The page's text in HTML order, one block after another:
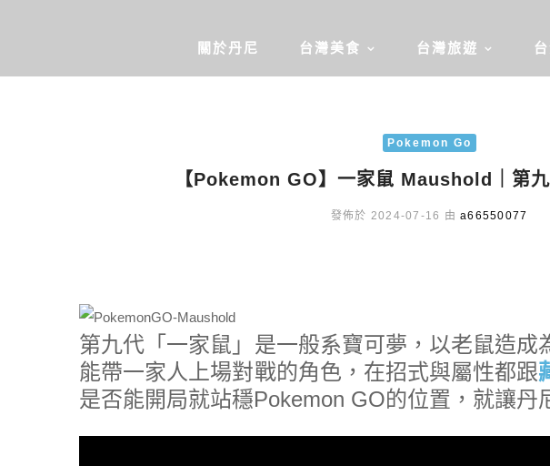
關於丹尼 台灣美食 台灣旅遊
Pokemon Go
【Pokemon GO】一家鼠 Maushold｜第
發佈於 2024-07-16 由 a66550077
第九代「一家鼠」是一般系寶可夢，以老鼠造成
能帶一家人上場對戰的角色，在招式與屬性都跟
是否能開局就站穩Pokemon GO的位置，就讓丹